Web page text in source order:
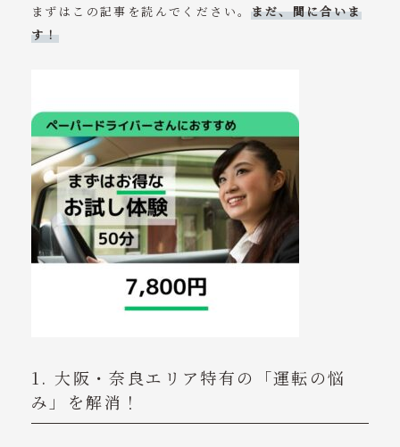
まずはこの記事を読んでください。まだ、間に合いま
す！
1. 大阪・奈良エリア特有の「運転の悩
み」を解消！